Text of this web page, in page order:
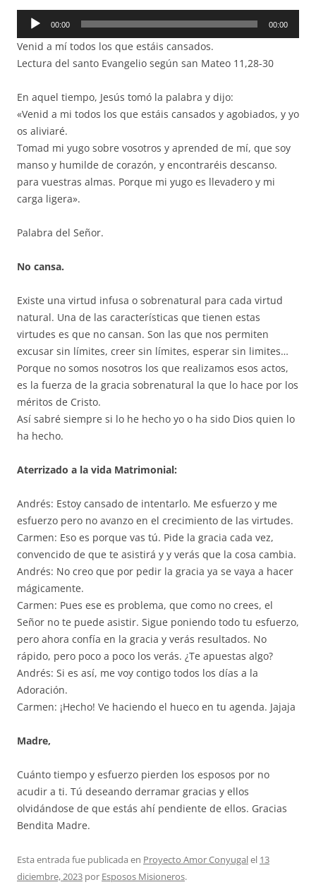
Reproductor
audio
00:00 00:00
Venid a mí todos los que estáis cansados.
Lectura del santo Evangelio según san Mateo 11,28-30
En aquel tiempo, Jesús tomó la palabra y dijo:
«Venid a mi todos los que estáis cansados y agobiados, y yo
os aliviaré.
Tomad mi yugo sobre vosotros y aprended de mí, que soy
manso y humilde de corazón, y encontraréis descanso.
para vuestras almas. Porque mi yugo es llevadero y mi
carga ligera».
Palabra del Señor.
No cansa.
Existe una virtud infusa o sobrenatural para cada virtud
natural. Una de las características que tienen estas
virtudes es que no cansan. Son las que nos permiten
excusar sin límites, creer sin límites, esperar sin limites…
Porque no somos nosotros los que realizamos esos actos,
es la fuerza de la gracia sobrenatural la que lo hace por los
méritos de Cristo.
Así sabré siempre si lo he hecho yo o ha sido Dios quien lo
ha hecho.
Aterrizado a la vida Matrimonial:
Andrés: Estoy cansado de intentarlo. Me esfuerzo y me
esfuerzo pero no avanzo en el crecimiento de las virtudes.
Carmen: Eso es porque vas tú. Pide la gracia cada vez,
convencido de que te asistirá y y verás que la cosa cambia.
Andrés: No creo que por pedir la gracia ya se vaya a hacer
mágicamente.
Carmen: Pues ese es problema, que como no crees, el
Señor no te puede asistir. Sigue poniendo todo tu esfuerzo,
pero ahora confía en la gracia y verás resultados. No
rápido, pero poco a poco los verás. ¿Te apuestas algo?
Andrés: Si es así, me voy contigo todos los días a la
Adoración.
Carmen: ¡Hecho! Ve haciendo el hueco en tu agenda. Jajaja
Madre,
Cuánto tiempo y esfuerzo pierden los esposos por no
acudir a ti. Tú deseando derramar gracias y ellos
olvidándose de que estás ahí pendiente de ellos. Gracias
Bendita Madre.
Esta entrada fue publicada en Proyecto Amor Conyugalel 13
diciembre, 2023 por Esposos Misioneros.